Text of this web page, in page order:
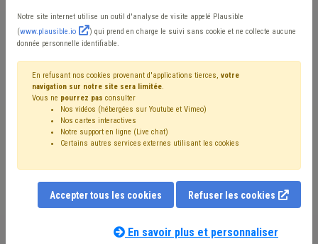
Depuis 2018, l’Université d’Anvers, l’Antwerp
Management School et l’UCLouvain lancent tous les
deux ans une nouvelle enquête sur l’adhésion et la mise
en œuvre des Objectifs de développement durable (ou
ODD) en Belgique avec l’appui de l'Institut Fédéral pour le
ont été adopté en 2015 dans le cadre d’un programme
de l’ONU appelé « l’Agenda 2030 ».
Nous sommes maintenant en 2024 et une nouvelle
Notre site internet utilise un outil d'analyse de visite appelé Plausible
(www.plausible.io
) qui prend en charge le suivi sans cookie et ne collecte aucune
donnée personnelle identifiable.
En refusant nos cookies provenant d'applications tierces, votre
navigation sur notre site sera limitée.
Vous ne pourrez pas consulter
Nos vidéos (hébergées sur Youtube et Vimeo)
Nos cartes interactives
Notre support en ligne (Live chat)
Certains autres services externes utilisant les cookies
Accepter tous les cookies Refuser les cookies
En savoir plus et personnaliser